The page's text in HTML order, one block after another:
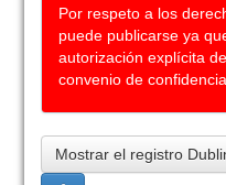
Por respeto a los
puede publicarse ya
autorización explícita
convenio de
Mostrar el registro